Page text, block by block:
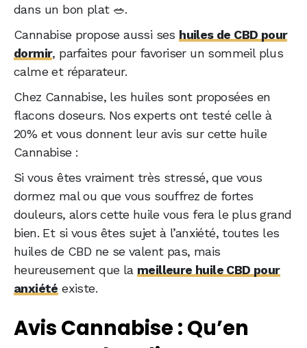
dans un bon plat 🥗.
Cannabise propose aussi ses huiles de CBD pour
dormir, parfaites pour favoriser un sommeil plus
calme et réparateur.
Chez Cannabise, les huiles sont proposées en
flacons doseurs. Nos experts ont testé celle à
20% et vous donnent leur avis sur cette huile
Cannabise :
Si vous êtes vraiment très stressé, que vous
dormez mal ou que vous souffrez de fortes
douleurs, alors cette huile vous fera le plus grand
bien. Et si vous êtes sujet à l’anxiété, toutes les
huiles de CBD ne se valent pas, mais
heureusement que la meilleure huile CBD pour
anxiété existe.
Avis Cannabise : Qu’en